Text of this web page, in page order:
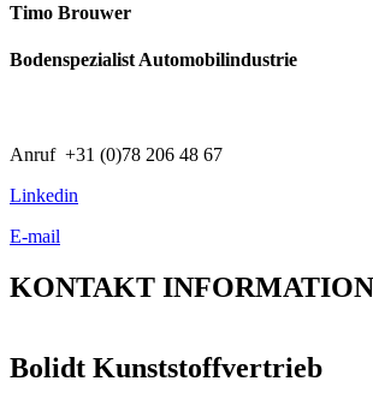
Timo Brouwer
Bodenspezialist Automobilindustrie
Anruf +31 (0)78 206 48 67
Linkedin
E-mail
KONTAKT
Bolidt Kunststoffvertrieb